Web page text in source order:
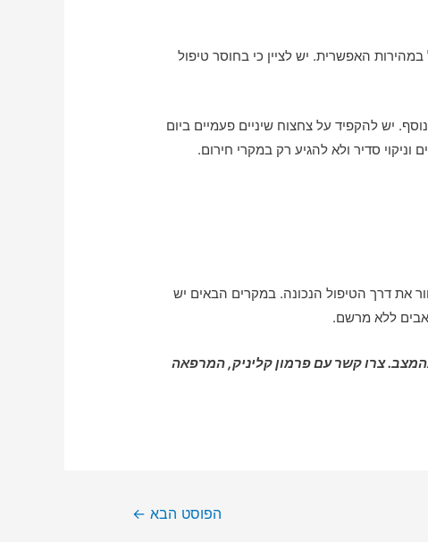
האפשרית. יש לציין כי בחוסר טיפול
יש להקפיד על צחצוח שיניים פעמיים ביום
סדיר ולא להגיע רק במקרי חירום.
את דרך הטיפול הנכונה. במקרים הבאים יש
ללא מרשם.
צרו קשר עם פרמון קליניק, המרפאה
הפוסט הבא ←